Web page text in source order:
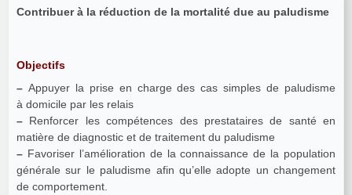
Contribuer à la réduction de la mortalité due au paludisme
Objectifs
– Appuyer la prise en charge des cas simples de paludisme
à domicile par les relais
– Renforcer les compétences des prestataires de santé en
matière de diagnostic et de traitement du paludisme
– Favoriser l’amélioration de la connaissance de la population
générale sur le paludisme afin qu’elle adopte un changement
de comportement.